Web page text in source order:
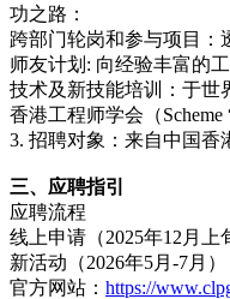
功之路：
跨部门轮岗和参与项目：
师友计划: 向经验丰富的
技术及新技能培训：于世
香港工程师学会（
3. 招聘对象：来自中国香
三、应聘指引
应聘流程
线上申请（2025年12月
新活动（2026年5月-7月
官方网站： https://